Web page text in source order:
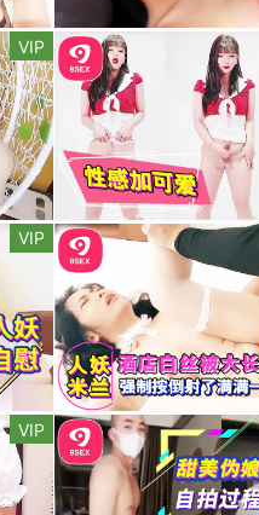
VIP
VIP
VIP